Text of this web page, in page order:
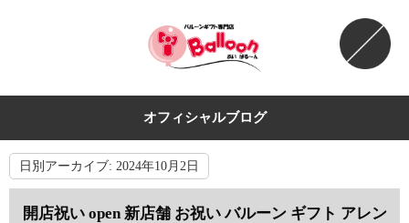
オフィシャルブログ
日別アーカイブ: 2024年10月2日
開店祝い open 新店舗 お祝い バルーン ギフト アレン